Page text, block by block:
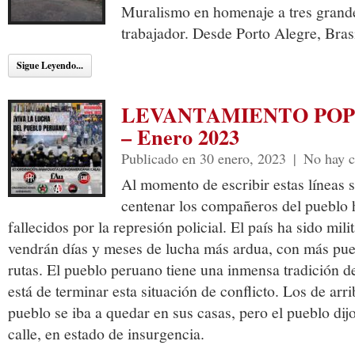
Muralismo en homenaje a tres
trabajador. Desde Porto Alegre,
Sigue Leyendo...
LEVANTAMIENTO
– Enero 2023
Publicado en 30 enero, 2023 | No hay
Al momento de escribir estas líneas
centenar los compañeros del pueblo
fallecidos por la represión policial. El país ha sido
vendrán días y meses de lucha más ardua, con más
rutas. El pueblo peruano tiene una inmensa tradición
está de terminar esta situación de conflicto. Los de
pueblo se iba a quedar en sus casas, pero el pueblo
calle, en estado de insurgencia.